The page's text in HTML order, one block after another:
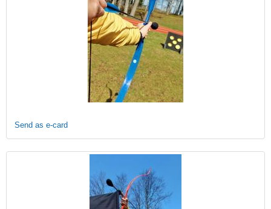
Send as e-card